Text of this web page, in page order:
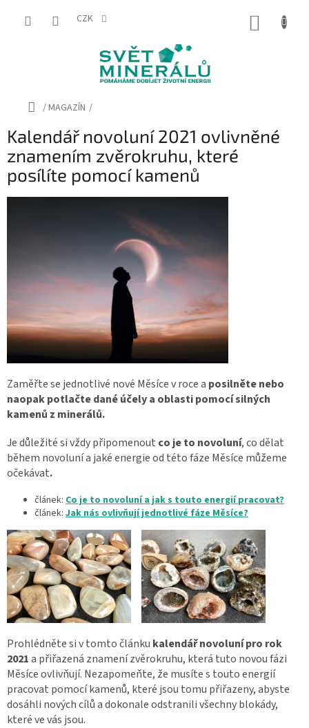
CZK
Domů
/MAGAZÍN /
Kalendář novoluní 2021 ovlivněné
znamením zvěrokruhu, které
posílíte pomocí kamenů
Zaměřte se jednotlivé nové Měsíce v roce a posilněte nebo
naopak potlačte dané účely a oblasti pomocí silných
kamenů z minerálů.
Je důležité si vždy připomenout co je to novoluní, co dělat
během novoluní a jaké energie od této fáze Měsíce můžeme
očekávat.
článek: Co je to novoluní a jak s touto energií pracovat?
článek: Jak nás ovlivňují jednotlivé fáze Měsíce?
Prohlédněte si v tomto článku kalendář novoluní pro rok
2021a přiřazená znamení zvěrokruhu, která tuto novou fázi
Měsíce ovlivňují. Nezapomeňte, že musíte s touto energií
pracovat pomocí kamenů, které jsou tomu přiřazeny, abyste
dosáhli nových cílů a dokonale odstranili všechny blokády,
které ve vás jsou.